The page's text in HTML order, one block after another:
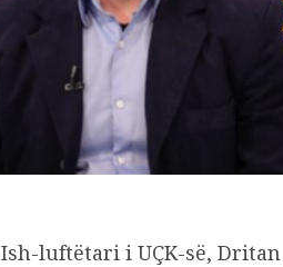
Ish-luftëtari i UÇK-së,